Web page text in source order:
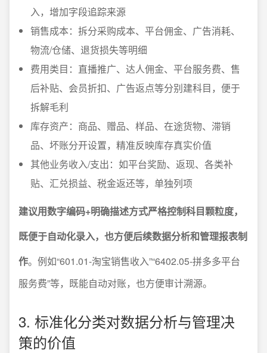
入，增加字段追踪来源
销售成本：拆分采购成本、平台佣金、广告消耗、
物流/仓储、退货损失等明细
费用类目：直播推广、达人佣金、平台服务费、售
后补贴、会员折扣、广告返点等分别建科目，便于
拆解毛利
库存资产：商品、赠品、样品、在途货物、滞销
品、坏账分开设置，精准反映库存真实价值
其他业务收入/支出：如平台奖励、返现、各类补
贴、汇兑损益、税金返还等，单独列项
建议用数字编码+明确描述方式严格控制科目颗粒度，
既便于自动化录入，也方便后续数据分析和管理报表制
作。例如“601.01-淘宝销售收入”“6402.05-拼多多平台
服务费”等，既能自动对账，也方便审计溯源。
3. 标准化分类对数据分析与管理决
策的价值